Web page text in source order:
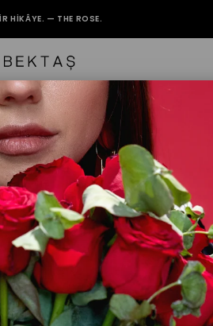
HIKÂYE. — THE ROSE.
KARGO BEDAVA.
Fiyata Göre (Artan) Fiyata Göre (Azalan)